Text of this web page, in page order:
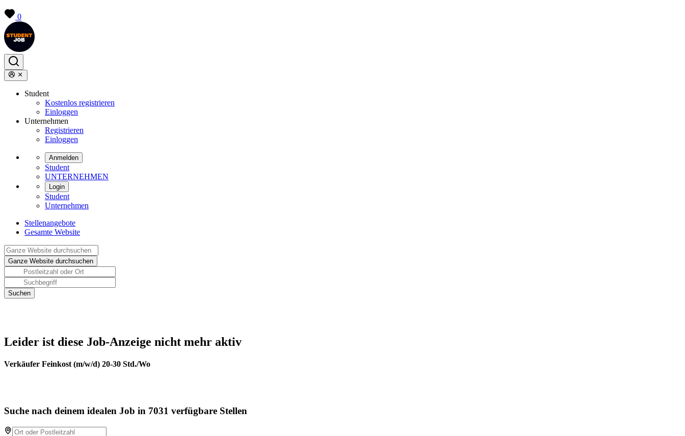
0
Student
Kostenlos registrieren
Einloggen
Unternehmen
Registrieren
Einloggen
Anmelden
Student
UNTERNEHMEN
Login
Student
Unternehmen
Stellenangebote
Gesamte Website
Leider ist diese Job-Anzeige nicht mehr aktiv
Verkäufer Feinkost (m/w/d) 20-30 Std./Wo
Suche nach deinem idealen Job in 7031 verfügbare Stellen